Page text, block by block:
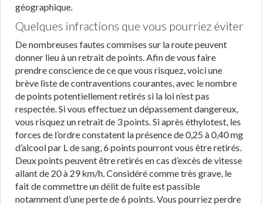
géographique.
Quelques infractions que vous pourriez éviter
De nombreuses fautes commises sur la route peuvent
donner lieu à un retrait de points. Afin de vous faire
prendre conscience de ce que vous risquez, voici une
brève liste de contraventions courantes, avec le nombre
de points potentiellement retirés si la loi n’est pas
respectée. Si vous effectuez un dépassement dangereux,
vous risquez un retrait de 3 points. Si après éthylotest, les
forces de l’ordre constatent la présence de 0,25 à 0,40 mg
d’alcool par L de sang, 6 points pourront vous être retirés.
Deux points peuvent être retirés en cas d’excès de vitesse
allant de 20 à 29 km/h. Considéré comme très grave, le
fait de commettre un délit de fuite est passible
notamment d’une perte de 6 points. Vous pourriez perdre